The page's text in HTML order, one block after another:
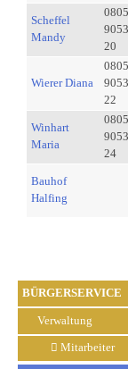
BÜRGERSERVICE
Verwaltung
Mitarbeiter
Scheffel
Mandy
20
Wierer Diana
22
Winhart
Maria
24
Bauhof
Halfing